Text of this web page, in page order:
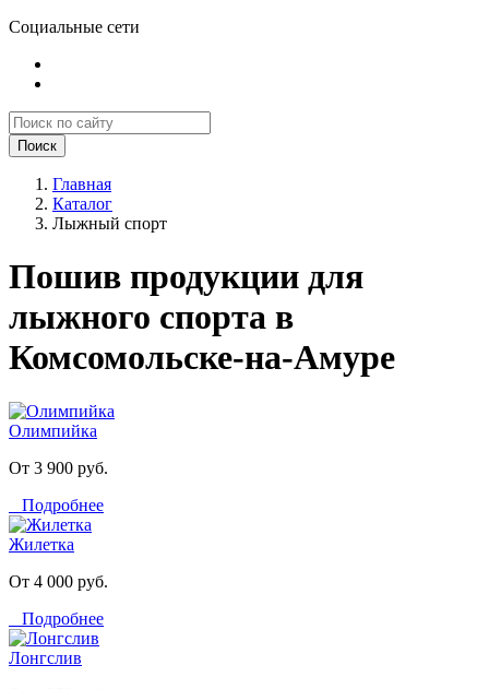
Социальные сети
Поиск
Главная
Каталог
Лыжный спорт
Пошив продукции для
лыжного спорта в
Комсомольске-на-Амуре
Олимпийка
От 3 900 руб.
Подробнее
Жилетка
От 4 000 руб.
Подробнее
Лонгслив